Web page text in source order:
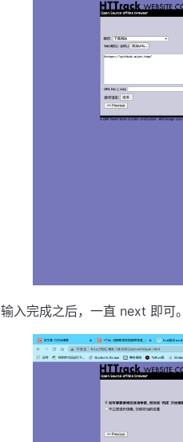
输入完成之后，一直 next 即可